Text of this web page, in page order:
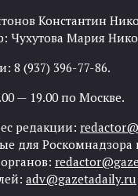
Константин
Чухутова Мария
8 (937) 396-77-86.
— 19.00 по Москве.
редакции:
для Роскомнадзора
adv@gazetadaily.ru